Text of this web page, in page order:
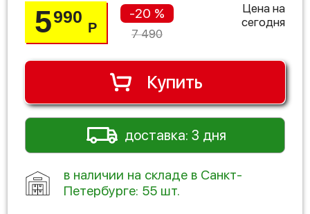
5990
Р
-20 %
7 490
Цена на
сегодня
Купить
доставка: 3 дня
в наличии на складе в Санкт-
Петербурге: 55 шт.